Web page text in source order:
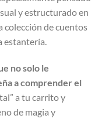
y estructurado en
colección de cuentos
estantería.
no solo le
a comprender el
a tu carrito y
de magia y